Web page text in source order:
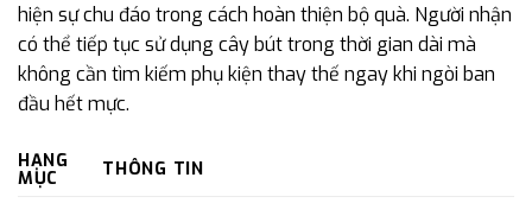
hiện sự chu đáo trong cách hoàn thiện bộ quà. Người nhận
có thể tiếp tục sử dụng cây bút trong thời gian dài mà
không cần tìm kiếm phụ kiện thay thế ngay khi ngòi ban
đầu hết mực.
HẠNG
MỤC THÔNG TIN